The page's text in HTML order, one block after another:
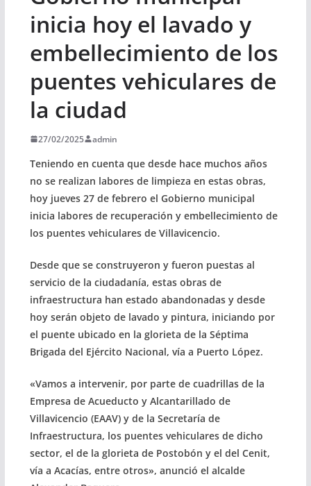
inicia hoy el lavado y
embellecimiento de los
puentes vehiculares de
la ciudad
27/02/2025 admin
Teniendo en cuenta que desde hace muchos años
no se realizan labores de limpieza en estas obras,
hoy jueves 27 de febrero el Gobierno municipal
inicia labores de recuperación y embellecimiento de
los puentes vehiculares de Villavicencio.
Desde que se construyeron y fueron puestas al
servicio de la ciudadanía, estas obras de
infraestructura han estado abandonadas y desde
hoy serán objeto de lavado y pintura, iniciando por
el puente ubicado en la glorieta de la Séptima
Brigada del Ejército Nacional, vía a Puerto López.
«Vamos a intervenir, por parte de cuadrillas de la
Empresa de Acueducto y Alcantarillado de
Villavicencio (EAAV) y de la Secretaría de
Infraestructura, los puentes vehiculares de dicho
sector, el de la glorieta de Postobón y el del Cenit,
vía a Acacías, entre otros», anunció el alcalde